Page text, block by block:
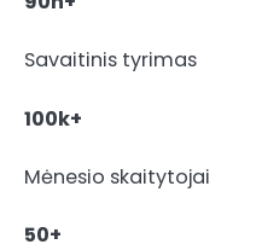
Savaitinis tyrimas
100k+
Mėnesio skaitytojai
50+